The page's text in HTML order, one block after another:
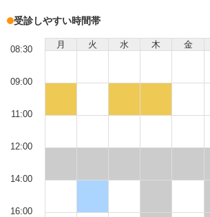
受診しやすい時間帯
月 火 水 木 金
08:30
09:00
11:00
12:00
14:00
16:00